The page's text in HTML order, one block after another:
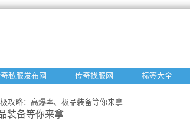
私服发布网 传奇找服网
标签大全
攻略：高爆率、极品装备等你来拿
装备等你来拿